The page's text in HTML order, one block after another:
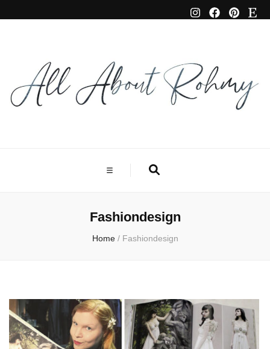
Fashiondesign
Home / Fashiondesign